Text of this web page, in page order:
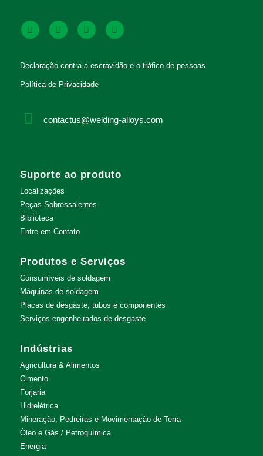
Declaração contra a escravidão e o tráfico de pessoas
Política de Privacidade
contactus@welding-alloys.com
Suporte ao produto
Localizações
Peças Sobressalentes
Biblioteca
Entre em Contato
Produtos e Serviços
Consumíveis de soldagem
Máquinas de soldagem
Placas de desgaste, tubos e componentes
Serviços engenheirados de desgaste
Indústrias
Agricultura & Alimentos
Cimento
Forjaria
Hidrelétrica
Mineração, Pedreiras e Movimentação de Terra
Óleo e Gás / Petroquímica
Energia